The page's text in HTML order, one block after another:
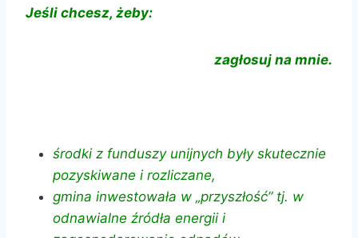
Jeśli chcesz, żeby:
zagłosuj na mnie.
środki z funduszy unijnych były skutecznie
pozyskiwane i rozliczane,
gmina inwestowała w „przyszłość” tj. w
odnawialne źródła energii i